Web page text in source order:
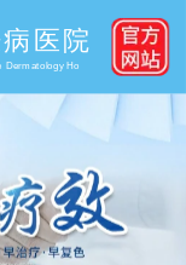
医院
Dermatology Ho